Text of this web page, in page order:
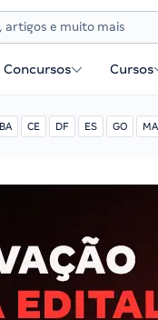
Concursos Cursos
BA CE DF ES GO MA